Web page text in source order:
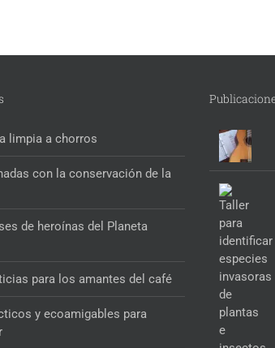
limpia a chorros
con la conservación de la
de heroínas del Planeta
para los amantes del café
y ecoamigables para